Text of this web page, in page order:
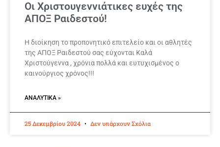
Οι Χριστουγεννιάτικες ευχές της
ΑΠΟΞ Ραιδεστού!
Η διοίκηση το προπονητικό επιτελείο και οι αθλητές
της ΑΠΟΞ Ραιδεστού σας εύχονται Καλά
Χριστούγεννα , χρόνια πολλά και ευτυχισμένος ο
καινούργιος χρόνος!!!
ΑΝΑΛΥΤΙΚΆ »
25 Δεκεμβρίου 2024 Δεν υπάρχουν Σχόλια